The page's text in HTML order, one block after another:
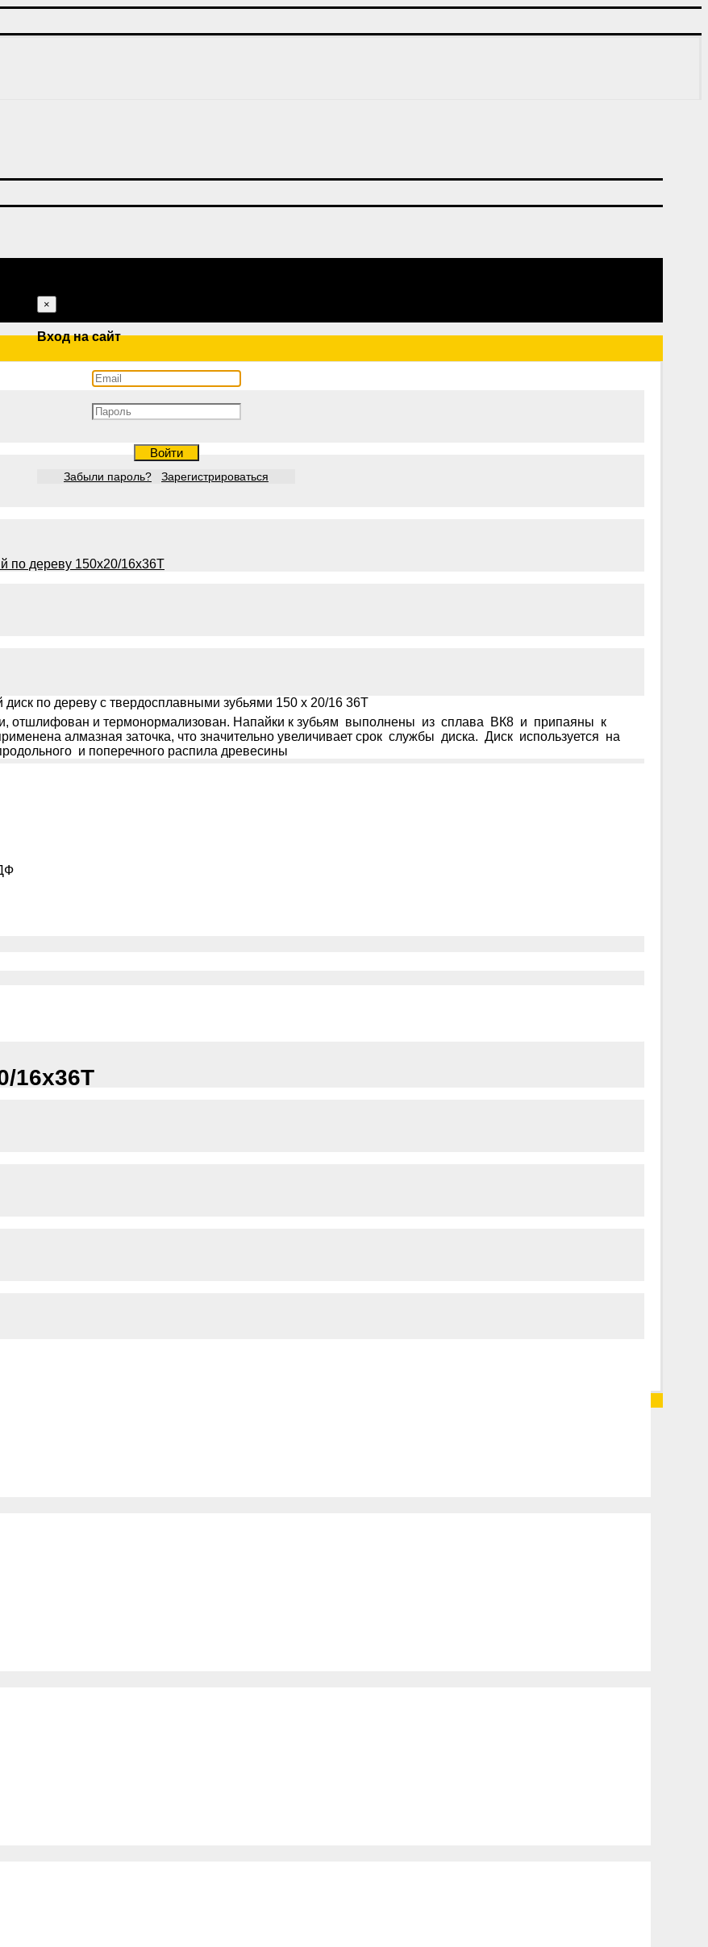
×
Вход на сайт
Войти
Забыли пароль? Зарегистрироваться
по дереву с твердосплавными зубьями 150 х 20/16 36Т
отшлифован и термонормализован. Напайки к зубьям выполнены из сплава ВК8 и припаяны к
алмазная заточка, что значительно увеличивает срок службы диска. Диск используется на
и поперечного распила древесины
16х36Т